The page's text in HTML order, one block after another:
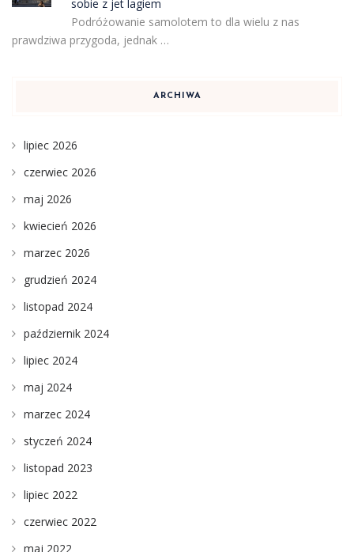
sobie z jet lagiem
Podróżowanie samolotem to dla wielu z nas
prawdziwa przygoda, jednak …
ARCHIWA
lipiec 2026
czerwiec 2026
maj 2026
kwiecień 2026
marzec 2026
grudzień 2024
listopad 2024
październik 2024
lipiec 2024
maj 2024
marzec 2024
styczeń 2024
listopad 2023
lipiec 2022
czerwiec 2022
maj 2022